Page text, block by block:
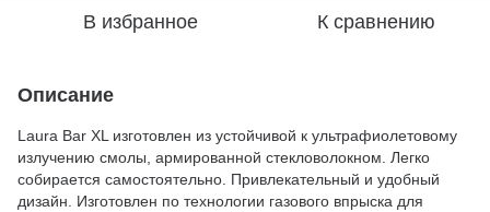
В избранное К сравнению
Описание
Laura Bar XL изготовлен из устойчивой к ультрафиолетовому
излучению смолы, армированной стекловолокном. Легко
собирается самостоятельно. Привлекательный и удобный
дизайн. Изготовлен по технологии газового впрыска для